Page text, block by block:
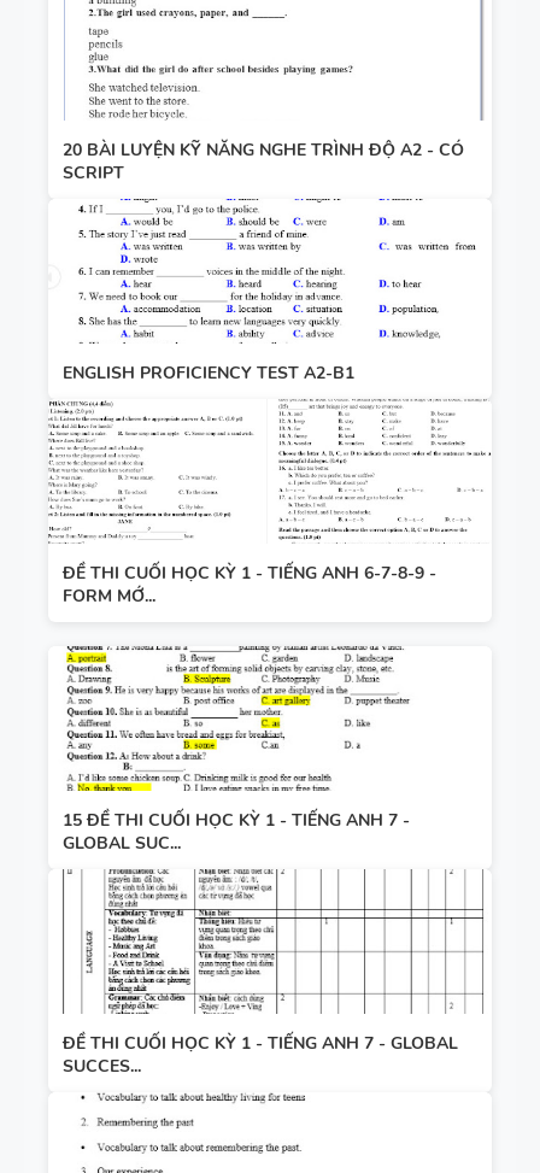
20 BÀI LUYỆN KỸ NĂNG NGHE TRÌNH ĐỘ A2 - CÓ
SCRIPT
ENGLISH PROFICIENCY TEST A2-B1
ĐỀ THI CUỐI HỌC KỲ 1 - TIẾNG ANH 6-7-8-9 -
FORM MỚ...
15 ĐỀ THI CUỐI HỌC KỲ 1 - TIẾNG ANH 7 -
GLOBAL SUC...
ĐỀ THI CUỐI HỌC KỲ 1 - TIẾNG ANH 7 - GLOBAL
SUCCES...